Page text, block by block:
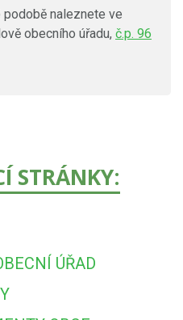
naleznete ve
obecního úřadu, č.p. 96
STRÁNKY:
ÚŘAD